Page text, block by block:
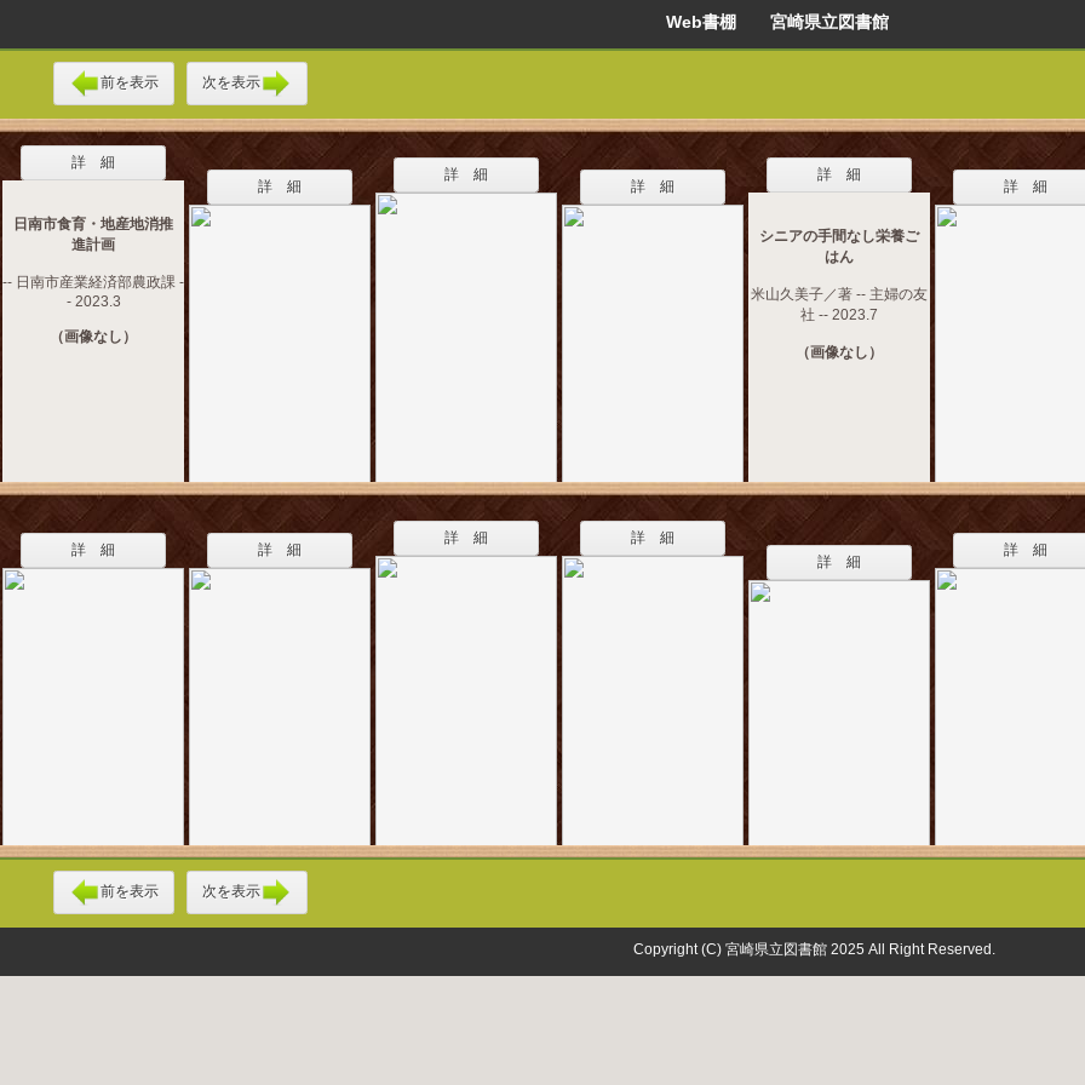
Web書棚 宮崎県立図書館
前を表示 次を表示
詳 細
日南市食育・地産地消推
進計画
-- 日南市産業経済部農政課 -
- 2023.3
（画像なし）
詳 細
詳 細
詳 細
詳 細
シニアの手間なし栄養ご
はん
米山久美子／著 -- 主婦の友
社 -- 2023.7
（画像なし）
詳 細
詳 細 詳 細
詳 細
詳 細
詳 細
詳 細
前を表示 次を表示
Copyright (C) 宮崎県立図書館 2025 All Right Reserved.